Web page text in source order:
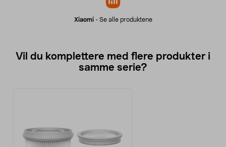
Xiaomi- Se alle produktene
Vil du komplettere med flere produkter i
samme serie?